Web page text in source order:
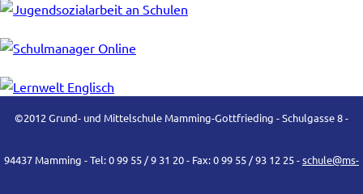
©2012 Grund- und Mittelschule Mamming-Gottfrieding - Schulgasse 8 -
94437 Mamming - Tel: 0 99 55 / 9 31 20 - Fax: 0 99 55 / 93 12 25 -schule@ms-